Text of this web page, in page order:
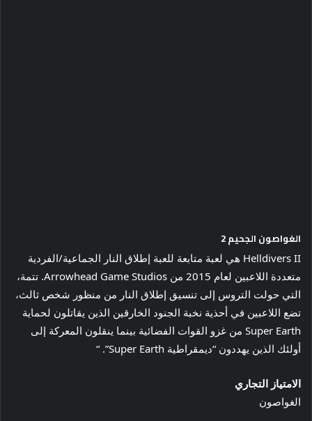
الغواصون الجحيم 2
Helldivers II هي لعبة متابعة للعبة إطلاق النار الجماعية/الفردية
متعددة اللاعبين لعام 2015 من Arrowhead Game Studios. تتمة،
التي حولت التروس إلى تنسيق إطلاق النار من منظور شخص ثالث،
تضع اللاعبين في أحذية نخبة الجنود الخارقين الذين يقاتلون لحماية
Super Earth من غزو القوات الفضائية بينما ينقلون المعركة إلى
أولئك الذين يهددون “ديمقراطية Super Earth”. “
الامتياز التجاري
الغواصون